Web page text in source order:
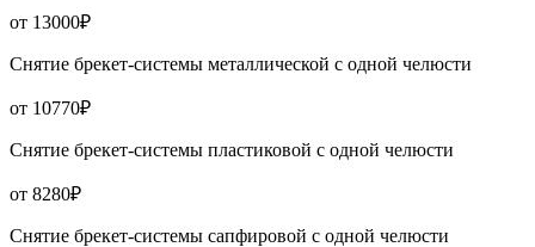
от 13000₽
Снятие брекет-системы металлической с одной челюсти
от 10770₽
Снятие брекет-системы пластиковой с одной челюсти
от 8280₽
Снятие брекет-системы сапфировой с одной челюсти